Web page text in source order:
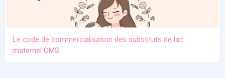
Le code de commercialisation des substituts de lait
maternel OMS